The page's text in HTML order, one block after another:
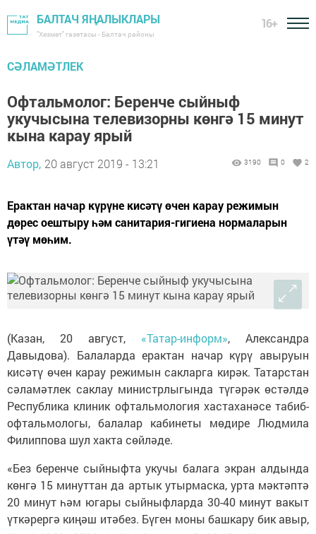
БАЛТАЧ ЯҢАЛЫКЛАРЫ
"Хезмәт" газетасы - Балтач районы
16+
СӘЛАМӘТЛЕК
Офтальмолог: Беренче сыйныф
укучысына телевизорны көнгә 15 минут
кына карау ярый
Автор, 20 август 2019 - 13:21 3190 0 2
Ерактан начар күрүне кисәтү өчен карау режимын
дөрес оештыру һәм санитария-гигиена нормаларын
үтәү мөһим.
(Казан, 20 август, «Татар-информ», Александра
Давыдова). Балаларда ерактан начар күрү авыруын
кисәтү өчен карау режимын сакларга кирәк. Татарстан
сәламәтлек саклау министрлыгында түгәрәк өстәлдә
Республика клиник офтальмология хастаханәсе табиб-
офтальмологы, балалар кабинеты мөдире Людмила
Филиппова шул хакта сөйләде.
«Без беренче сыйныфта укучы балага экран алдында
көнгә 15 минуттан да артык утырмаска, урта мәктәптә
20 минут һәм югары сыйныфларда 30-40 минут вакыт
үткәрергә киңәш итәбез. Бүген моны башкару бик авыр,